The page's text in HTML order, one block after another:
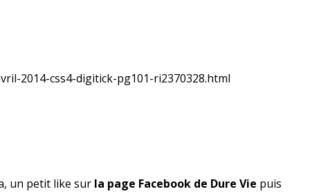
2014-css4-digitick-pg101-ri2370328.html
un petit like sur la page Facebook de Dure Vie puis